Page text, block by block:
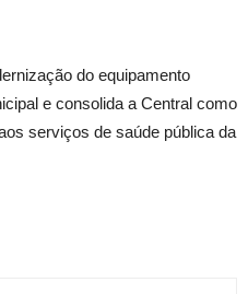
do equipamento
e consolida a Central como
serviços de saúde pública da